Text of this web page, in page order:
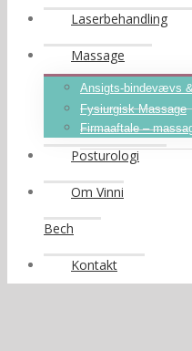
Laserbehandling
Massage
Ansigts-bindevævs
Fysiurgisk Massage
Firmaaftale –
Posturologi
Om Vinni
Bech
Kontakt